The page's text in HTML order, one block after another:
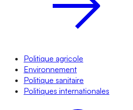
Politique agricole
Environnement
Politique sanitaire
Politiques internationales